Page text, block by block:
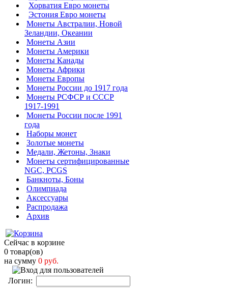
Хорватия Евро монеты
Эстония Евро монеты
Монеты Австралии, Новой
Зеландии, Океании
Монеты Азии
Монеты Америки
Монеты Канады
Монеты Африки
Монеты Европы
Монеты России до 1917 года
Монеты РСФСР и СССР
1917-1991
Монеты России после 1991
года
Наборы монет
Золотые монеты
Медали, Жетоны, Знаки
Монеты сертифицированные
NGC, PCGS
Банкноты, Боны
Олимпиада
Аксессуары
Распродажа
Архив
Сейчас в корзине
0 товар(ов)
на сумму 0 руб.
Логин: